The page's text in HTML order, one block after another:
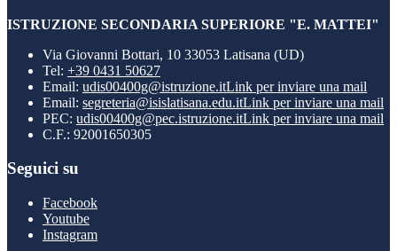
ISTRUZIONE SECONDARIA SUPERIORE "E. MATTEI"
Via Giovanni Bottari, 10 33053 Latisana (UD)
Tel: +39 0431 50627
Email: udis00400g@istruzione.itLink per inviare una mail
Email: segreteria@isislatisana.edu.itLink per inviare una mail
PEC: udis00400g@pec.istruzione.itLink per inviare una mail
C.F.: 92001650305
Seguici su
Facebook
Youtube
Instagram